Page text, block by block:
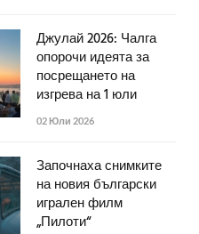
Джулай 2026: Чалга
опорочи идеята за
посрещането на
изгрева на 1 юли
02 Юли 2026
Започнаха снимките
на новия български
игрален филм
„Пилоти“